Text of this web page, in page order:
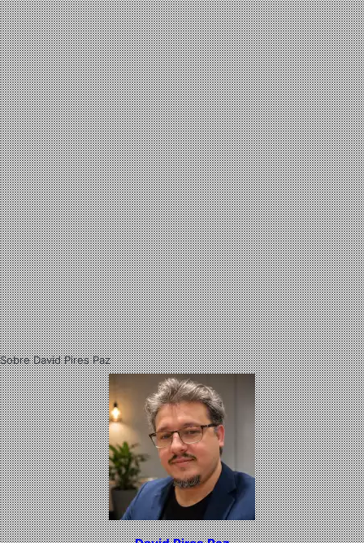
Sobre David Pires Paz